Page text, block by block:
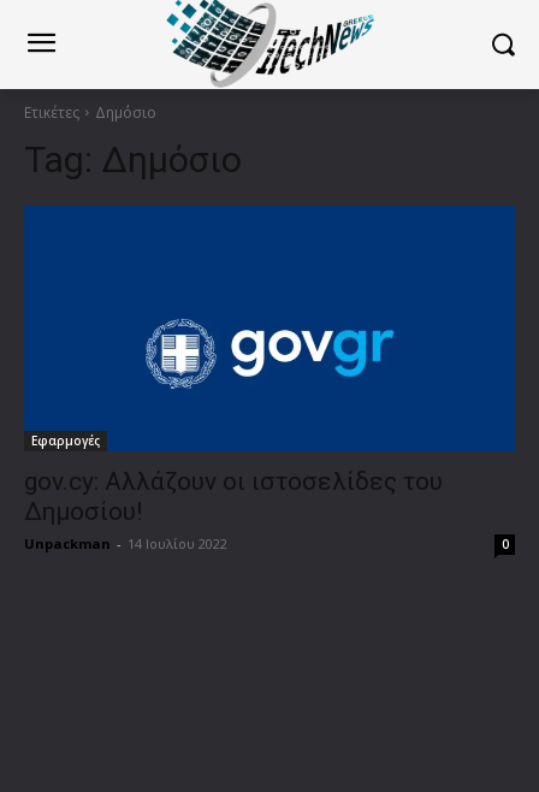
Ετικέτες Δημόσιο
Tag: Δημόσιο
Εφαρμογές
gov.cy: Αλλάζουν οι ιστοσελίδες του
Δημοσίου!
Unpackman - 14 Ιουλίου 2022 0